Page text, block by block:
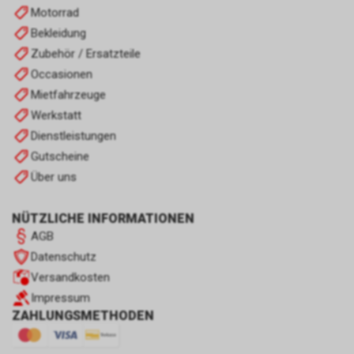
Motorrad
Bekleidung
Zubehör / Ersatzteile
Occasionen
Mietfahrzeuge
Werkstatt
Dienstleistungen
Gutscheine
Über uns
NÜTZLICHE INFORMATIONEN
AGB
Datenschutz
Versandkosten
Impressum
ZAHLUNGSMETHODEN